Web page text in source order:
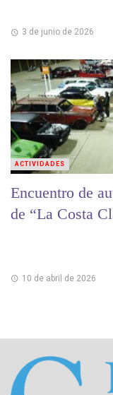
3 de junio de 2026
Encuentro de
de “La Costa
10 de abril de 2026
ACTIVIDADES